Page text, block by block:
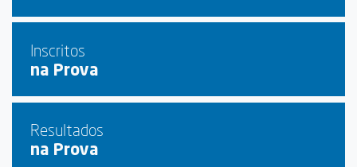
Inscritos
na Prova
Resultados
na Prova